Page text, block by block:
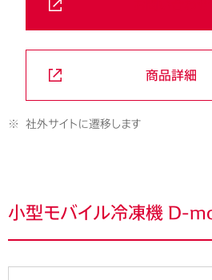
商品詳細
※ 社外サイトに遷移します
小型モバイル冷凍機 D-